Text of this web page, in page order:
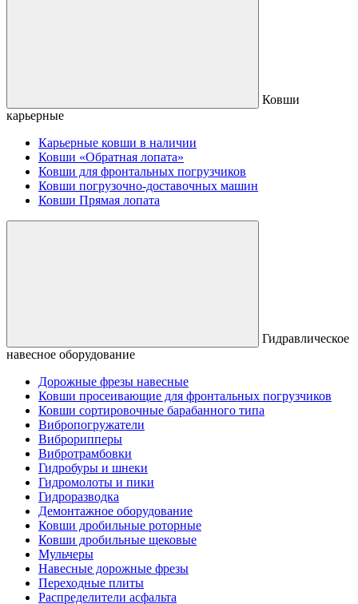
Ковши
карьерные
Карьерные ковши в наличии
Ковши «Обратная лопата»
Ковши для фронтальных погрузчиков
Ковши погрузочно-доставочных машин
Ковши Прямая лопата
Гидравлическое
навесное оборудование
Дорожные фрезы навесные
Ковши просеивающие для фронтальных погрузчиков
Ковши сортировочные барабанного типа
Вибропогружатели
Виброрипперы
Вибротрамбовки
Гидробуры и шнеки
Гидромолоты и пики
Гидроразводка
Демонтажное оборудование
Ковши дробильные роторные
Ковши дробильные щековые
Мульчеры
Навесные дорожные фрезы
Переходные плиты
Распределители асфальта